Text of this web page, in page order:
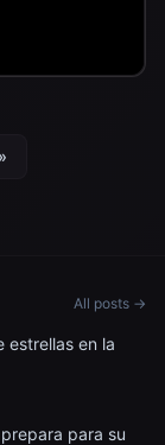
All posts →
estrellas en la
para su